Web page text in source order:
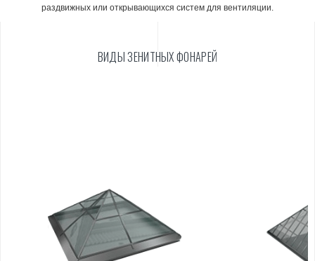
раздвижных или открывающихся систем для вентиляции.
ВИДЫ ЗЕНИТНЫХ ФОНАРЕЙ